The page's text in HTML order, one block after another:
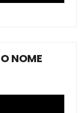
NOME